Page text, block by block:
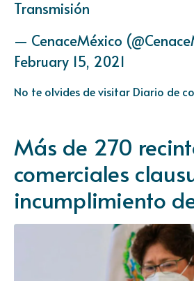
Transmisión
— CenaceMéxico
February 15, 2021
No te olvides de visitar Diario de
Más de 270
comerciales
incumplimiento